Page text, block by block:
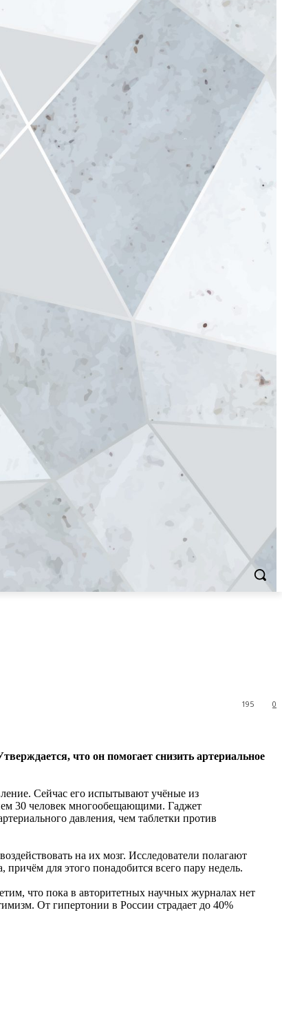
0
195
что он помогает снизить артериальное
Сейчас его испытывают учёные из
30 человек многообещающими. Гаджет
давления, чем таблетки против
на их мозг. Исследователи полагают
для этого понадобится всего пару недель.
что пока в авторитетных научных журналах нет
От гипертонии в России страдает до 40%